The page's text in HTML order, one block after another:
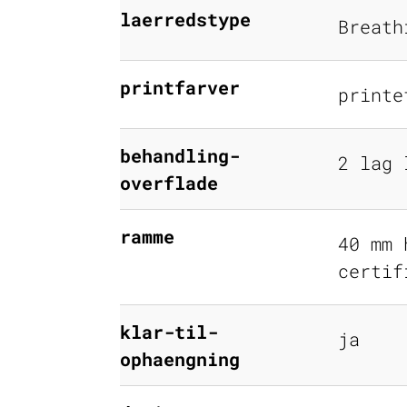
laerredstype
printfarver
behandling-
overflade
2 lag
ramme
40
klar-til-
ophaengning
ja